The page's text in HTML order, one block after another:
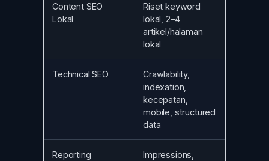
Content SEO
Lokal
Riset keyword
lokal, 2–4
artikel/halaman
lokal
Technical SEO
Crawlability,
indexation,
kecepatan,
mobile, structured
data
Reporting
Impressions,